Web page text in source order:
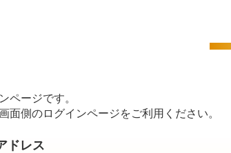
ページです。
面側のログインページをご利用ください。
ドレス